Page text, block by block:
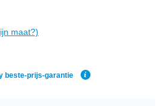
maat?)
beste-prijs-garantie